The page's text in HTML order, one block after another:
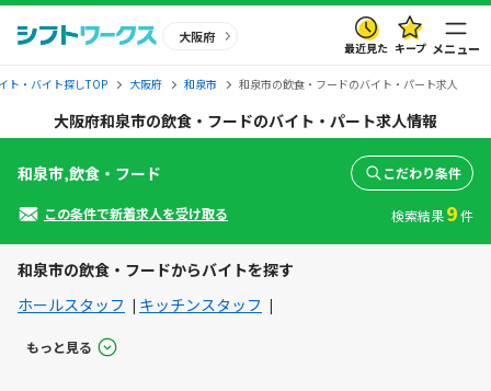
大阪府
最近見た キープ メニュー
ト・バイト探しTOP 大阪府 和泉市 和泉市の飲食・フードのバイト・パート求人
大阪府和泉市の飲食・フードのバイト・パート求人情報
和泉市,飲食・フード こだわり条件
この条件で新着求人を受け取る 検索結果9件
和泉市の飲食・フードからバイトを探す
ホールスタッフ
キッチンスタッフ
もっと見る